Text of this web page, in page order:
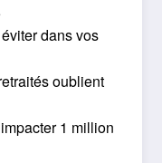
dans vos
oublient
1 million